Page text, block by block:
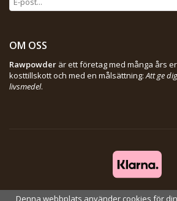
OM OSS
Rawpowder är ett företag med många års
kosttillskott och med en målsättning:Att ge
livsmedel.
Denna webbplats använder cookies för